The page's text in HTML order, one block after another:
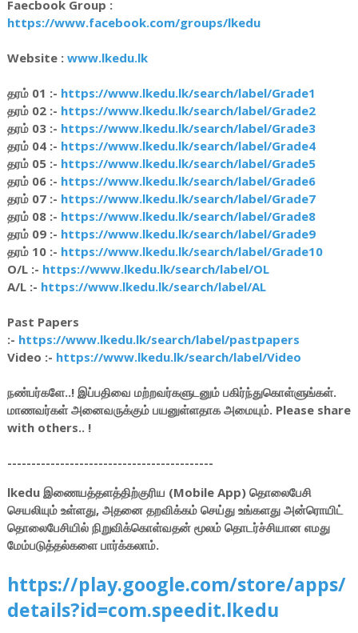
Faecbook Group :
https://www.facebook.com/groups/lkedu
Website : www.lkedu.lk
தரம் 01 :- https://www.lkedu.lk/search/label/Grade1
தரம் 02 :- https://www.lkedu.lk/search/label/Grade2
தரம் 03 :- https://www.lkedu.lk/search/label/Grade3
தரம் 04 :- https://www.lkedu.lk/search/label/Grade4
தரம் 05 :- https://www.lkedu.lk/search/label/Grade5
தரம் 06 :- https://www.lkedu.lk/search/label/Grade6
தரம் 07 :- https://www.lkedu.lk/search/label/Grade7
தரம் 08 :- https://www.lkedu.lk/search/label/Grade8
தரம் 09 :- https://www.lkedu.lk/search/label/Grade9
தரம் 10 :- https://www.lkedu.lk/search/label/Grade10
O/L :- https://www.lkedu.lk/search/label/OL
A/L :- https://www.lkedu.lk/search/label/AL
Past Papers
:- https://www.lkedu.lk/search/label/pastpapers
Video :- https://www.lkedu.lk/search/label/Video
நண்பர்களே..! இப்பதிவை மற்றவர்களுடனும் பகிர்ந்துகொள்ளுங்கள்.
மாணவர்கள் அனைவருக்கும் பயனுள்ளதாக அமையும். Please share
with others.. !
-------------------------------------------
lkedu இணையத்தளத்திற்குரிய (Mobile App) தொலைபேசி
செயலியும் உள்ளது, அதனை தறவிக்கம் செய்து உங்களது அன்ரொயிட்
தொலைபேசியில் நிறுவிக்கொள்வதன் மூலம் தொடர்ச்சியான எமது
மேம்படுத்தல்களை பார்க்கலாம்.
https://play.google.com/store/apps/
details?id=com.speedit.lkedu